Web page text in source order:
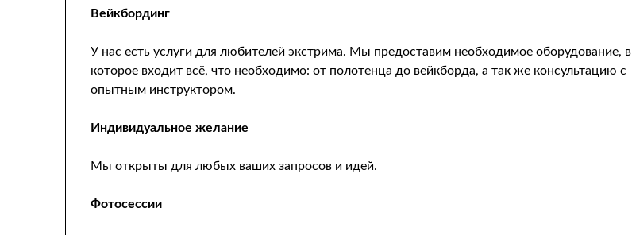
Вейкбординг
У нас есть услуги для любителей экстрима. Мы предоставим необходимое оборудование, в
которое входит всё, что необходимо: от полотенца до вейкборда, а так же консультацию с
опытным инструктором.
Индивидуальное желание
Мы открыты для любых ваших запросов и идей.
Фотосессии